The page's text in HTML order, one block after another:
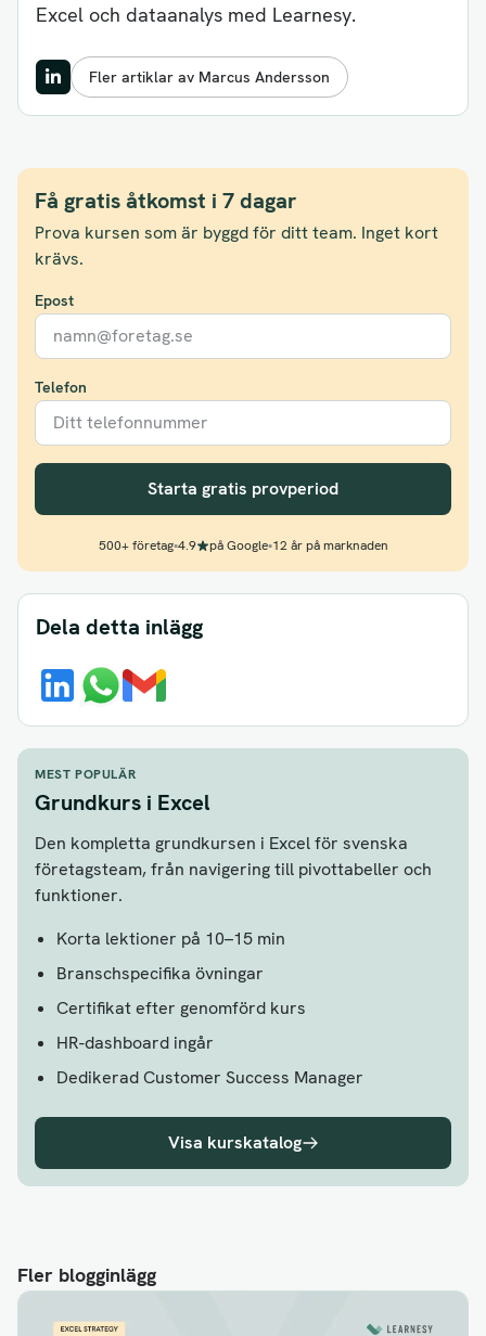
Excel och dataanalys med Learnesy.
Fler artiklar av Marcus Andersson
Få gratis åtkomst i 7 dagar
Prova kursen som är byggd för ditt team. Inget kort
krävs.
Epost
Telefon
Starta gratis provperiod
500+ företag•4.9 på Google•12 år på marknaden
Dela detta inlägg
MEST POPULÄR
Grundkurs i Excel
Den kompletta grundkursen i Excel för svenska
företagsteam, från navigering till pivottabeller och
funktioner.
Korta lektioner på 10–15 min
Branschspecifika övningar
Certifikat efter genomförd kurs
HR-dashboard ingår
Dedikerad Customer Success Manager
Visa kurskatalog
Fler blogginlägg